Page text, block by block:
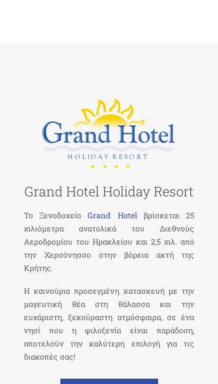
Grand Hotel Holiday Resort
Το ΞενοδοχείοGrand Hotelβρίσκεται 25
χιλιόμετρα ανατολικά του Διεθνούς
Αεροδρομίου του Ηρακλείου και 2,5 χιλ. από
την Χερσόνησσο στην βόρεια ακτή της
Κρήτης.
Η καινούρια προσεγμένη κατασκευή με την
μαγευτική θέα στη θάλασσα και την
ευχάριστη, ξεκούραστη ατμόσφαιρα, σε ένα
νησί που η φιλοξενία είναι παράδοση,
αποτελούν την καλύτερη επιλογή για τις
διακοπές σας!